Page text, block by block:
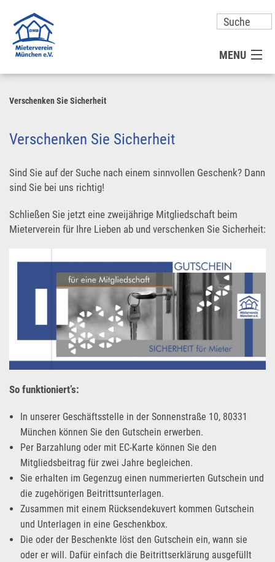
MENU
UNSER VEREIN
PRESSE
Verschenken Sie Sicherheit
Verschenken Sie Sicherheit
Sind Sie auf der Suche nach einem sinnvollen Geschenk? Dann
sind Sie bei uns richtig!
Schließen Sie jetzt eine zweijährige Mitgliedschaft beim
Mieterverein für Ihre Lieben ab und verschenken Sie Sicherheit:
So funktioniert’s:
In unserer Geschäftsstelle in der Sonnenstraße 10, 80331
München können Sie den Gutschein erwerben.
Per Barzahlung oder mit EC-Karte können Sie den
Mitgliedsbeitrag für zwei Jahre begleichen.
Sie erhalten im Gegenzug einen nummerierten Gutschein und
die zugehörigen Beitrittsunterlagen.
Zusammen mit einem Rücksendekuvert kommen Gutschein
und Unterlagen in eine Geschenkbox.
Die oder der Beschenkte löst den Gutschein ein, wann sie
oder er will. Dafür einfach die Beitrittserklärung ausgefüllt